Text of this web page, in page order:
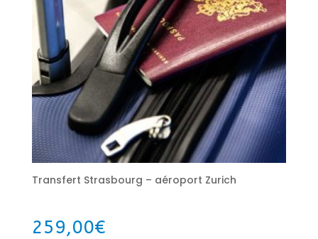
Transfert Strasbourg – aéroport Zurich
259,00€